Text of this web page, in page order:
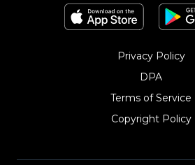
Privacy Policy
DPA
Terms of Service
Copyright Policy‎